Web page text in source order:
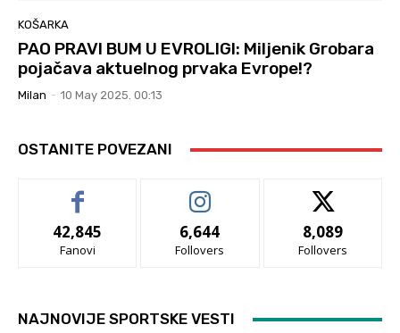
KOŠARKA
PAO PRAVI BUM U EVROLIGI: Miljenik Grobara
pojačava aktuelnog prvaka Evrope!?
Milan - 10 May 2025. 00:13
OSTANITE POVEZANI
42,845
Fanovi
6,644
Follovers
8,089
Follovers
NAJNOVIJE SPORTSKE VESTI